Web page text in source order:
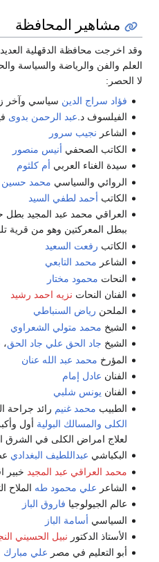
مشاهير المحافظة
وقد اخرجت محافظة الدقهلية العديد
العلم والفن والرياضة والسياسة
لا الحصر:
فؤاد سراج الدينسياسي وآخر
الفيلسوف د. عبد الرحمن بدوى
الشاعرنجيب سرور
الكاتب الصحفيأنيس منصور
سيدة الغناء العربي أم كلثوم
الروائي والسياسيمحمد حسين
الكاتبأحمد لطفي السيد
ببطل المعركتين وهو من قرية
الكاتبرفعت السعيد
الشاعرمحمد التابعي
النحاتمحمود مختار
الفنان النحاتنزيه احمد رشيد
الملحنرياض السنباطي
الشيخمحمد متولي الشعراوي
الشيخجاد الحق علي جاد الحق،
المؤرخمحمد عبد الله عنان
الفنانعادل إمام
الفنانيونس شلبي
الطبيبمحمد غنيمرائد جراحة
الكلى والمسالك البوليةأول وأكبر
لعلاج امراض الكلى في الشرق
البكباشيعبداللطيف البغداديعضو
محمد العراقي عبد المجيدخبير
الشاعرعلي محمود طه الملاح التائه
عالم الجيولوجيافاروق الباز
السياسيأسامة الباز
الأستاذ الدكتورنبيل الحسيني النجار
أبو التعليم في مصرعلي مبارك